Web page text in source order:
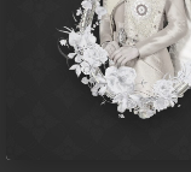
OEM NO.
รหัสอะไหล่ผู้ผลิต
PART TYPE
ประเภทอะไหล่